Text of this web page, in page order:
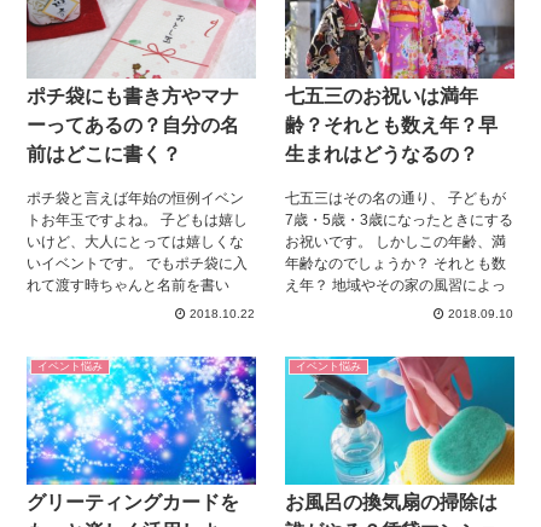
の一環になるとはいえ、 お年玉の
金額をすべてお子さんに任せるの
はちょっと心配になってしまいま
すよね。 小さいうちから金融教育
が必要と考える親御さんが多い
中、小学生のお子さんに実際にそ
の教育をしているのはごくわずか
という調査結果があります。 お子
玉。 子どもを信じて自由に使わせ
てもいいものなのでしょうか？ 私
の経験も踏まえてお伝えしていき
ます！
三を迎えるご家庭は必見ですよ！
ポチ袋にも書き方やマナ
ーってあるの？自分の名
前はどこに書く？
ポチ袋と言えば年始の恒例イベン
トお年玉ですよね。 子どもは嬉し
いけど、大人にとっては嬉しくな
いイベントです。 でもポチ袋に入
れて渡す時ちゃんと名前を書い
て、 渡していますか？ 今回はそん
お年玉シーズンに役立つ情報です
よ！
2018.10.22
七五三のお祝いは満年
齢？それとも数え年？早
生まれはどうなるの？
七五三はその名の通り、 子どもが
7歳・5歳・3歳になったときにする
お祝いです。 しかしこの年齢、満
年齢なのでしょうか？ それとも数
え年？ 地域やその家の風習によっ
ても違うので、 周りの人に聞い
言われると、 どうしたらいいのか
迷ってしまいますね。 さらに子ど
もが早生まれともなると、 さらに
どう数えたらいいのかわからなく
なりますね。 周りの子に合わせた
場合、 周りが数え年で行くとなる
と、 早生まれの子は1歳で行くこ
2018.09.10
イベント悩み
グリーティングカードを
イベント悩み
お風呂の換気扇の掃除は